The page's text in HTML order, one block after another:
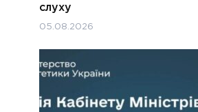
слуху
05.08.2026